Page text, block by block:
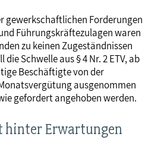
gewerkschaftlichen Forderungen
Führungskräftezulagen waren
zu keinen Zugeständnissen
die Schwelle aus § 4 Nr. 2 ETV, ab
Beschäftigte von der
ausgenommen
gefordert angehoben werden.
hinter Erwartungen